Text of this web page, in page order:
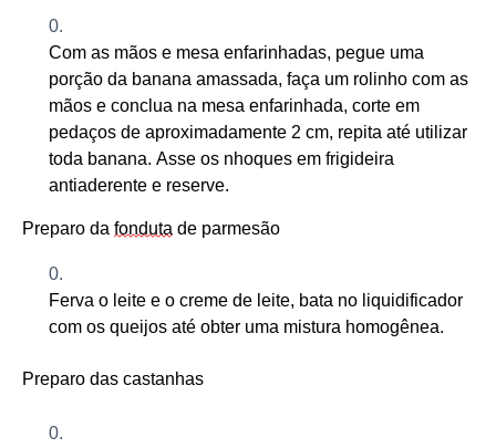
Com as mãos e mesa enfarinhadas, pegue uma
porção da banana amassada, faça um rolinho com as
mãos e conclua na mesa enfarinhada, corte em
pedaços de aproximadamente 2 cm, repita até utilizar
toda banana. Asse os nhoques em frigideira
antiaderente e reserve.
Preparo da fonduta de parmesão
Ferva o leite e o creme de leite, bata no liquidificador
com os queijos até obter uma mistura homogênea.
Preparo das castanhas